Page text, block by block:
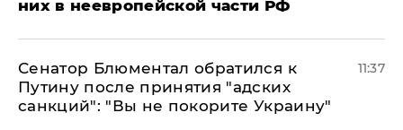
них в неевропейской части РФ
Сенатор Блюментал обратился к
Путину после принятия "адских
санкций": "Вы не покорите Украину"
11:37